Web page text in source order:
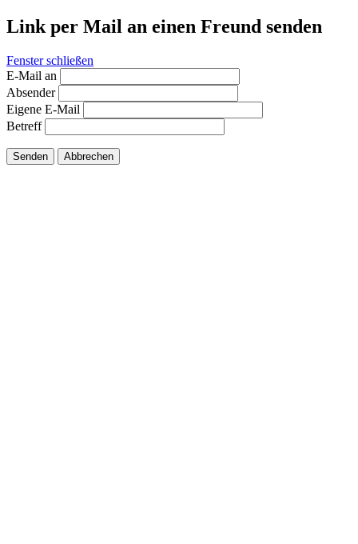
Link per Mail an einen Freund senden
Fenster schließen
E-Mail an
Absender
Eigene E-Mail
Betreff
Senden Abbrechen